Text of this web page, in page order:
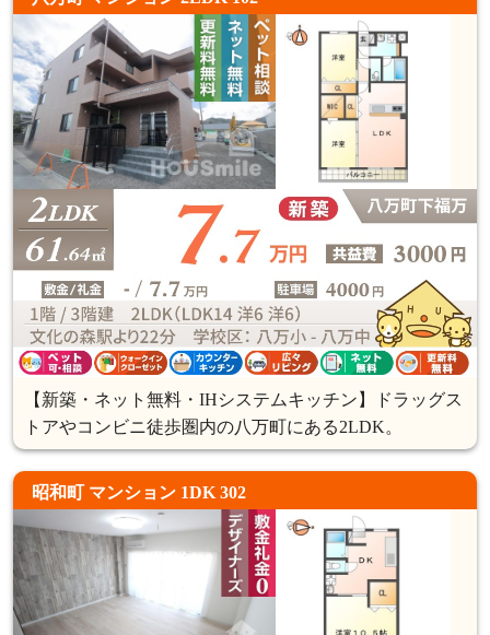
【新築・ネット無料・IHシステムキッチン】ドラッグス
トアやコンビニ徒歩圏内の八万町にある2LDK。
昭和町 マンション 1DK 302